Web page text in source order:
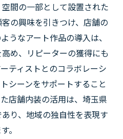
間の一部として設置された
の興味を引きつけ、店舗の
うなアート作品の導入は、
め、リピーターの獲得にも
ティストとのコラボレーシ
シーンをサポートすること
店舗内装の活用は、埼玉県
り、地域の独自性を表現す
。